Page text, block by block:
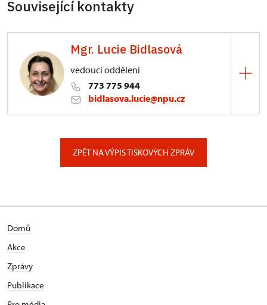
Související kontakty
Mgr. Lucie Bidlasová
vedoucí oddělení
773 775 944
bidlasova.lucie@npu.cz
ZPĚT NA VÝPIS TISKOVÝCH ZPRÁV
Domů
Akce
Zprávy
Publikace